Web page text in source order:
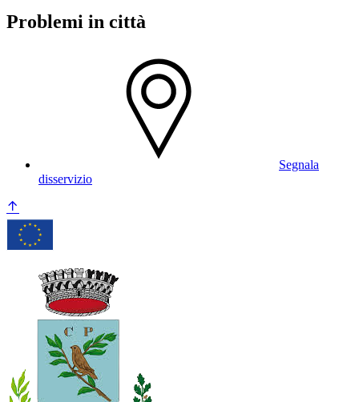
Problemi in città
Segnala
disservizio